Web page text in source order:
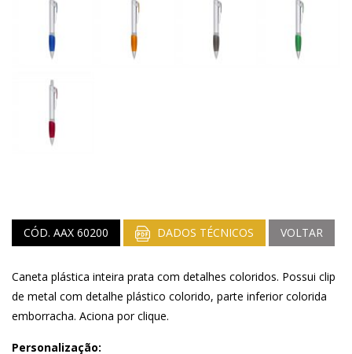
CÓD. AAX 60200 DADOS TÉCNICOS VOLTAR
Caneta plástica inteira prata com detalhes coloridos. Possui clip
de metal com detalhe plástico colorido, parte inferior colorida
emborracha. Aciona por clique.
Personalização: